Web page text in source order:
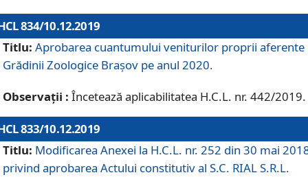
834/10.12.2019
Titlu: Aprobarea cuantumului veniturilor proprii aferente
Grădinii Zoologice Braşov pe anul 2020.
Observații : Încetează aplicabilitatea H.C.L. nr. 442/2019.
833/10.12.2019
Titlu: Modificarea Anexei la H.C.L. nr. 252 din 30 mai
privind aprobarea Actului constitutiv al S.C. RIAL S.R.L.